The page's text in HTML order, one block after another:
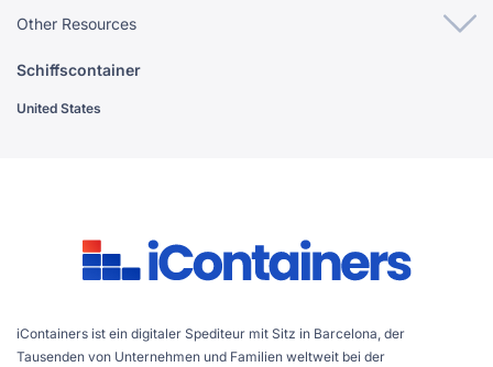
Other Resources
Schiffscontainer
United States
iContainers ist ein digitaler Spediteur mit Sitz in Barcelona, der
Tausenden von Unternehmen und Familien weltweit bei der